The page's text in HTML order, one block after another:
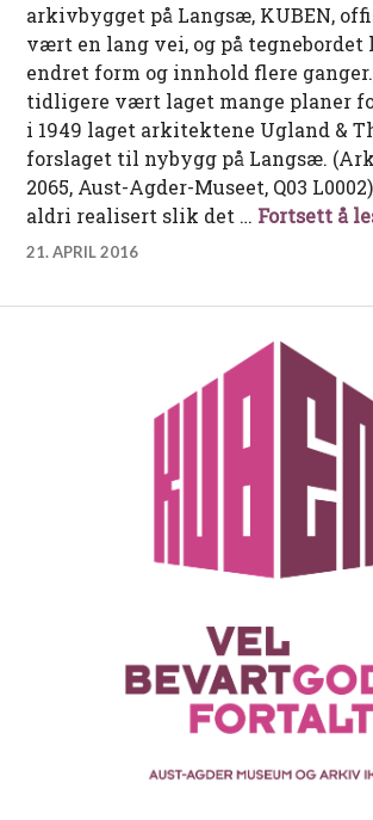
arkivbygget på Langsæ, KUBEN,
vært en lang vei, og på tegnebordet
endret form og innhold flere ganger.
tidligere vært laget mange planer
i 1949 laget arkitektene Ugland &
forslaget til nybygg på Langsæ.
2065, Aust-Agder-Museet, Q03
aldri realisert slik det … Fortsett å
21. APRIL 2016